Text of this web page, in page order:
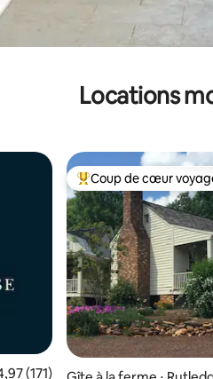
Locations
appréciés
moyenne sur la base de
(171)
Coups de cœur
Coup de cœur